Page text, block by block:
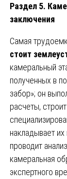
Раздел 5.
заключения
Самая
стоит
камеральный
полученных в
забор»; он
расчеты,
накладывает
проводит
камеральная
экспертного